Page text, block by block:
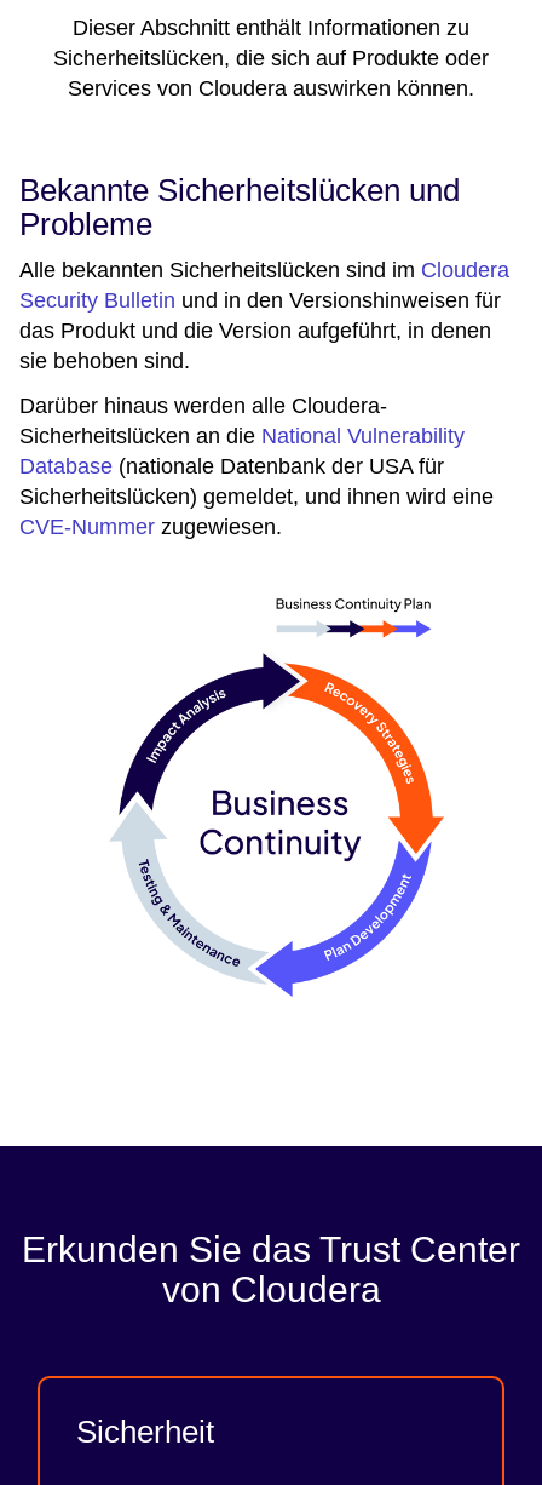
Dieser Abschnitt enthält Informationen zu
Sicherheitslücken, die sich auf Produkte oder
Services von Cloudera auswirken können.
Bekannte Sicherheitslücken und
Probleme
Alle bekannten Sicherheitslücken sind im Cloudera
Security Bulletin und in den Versionshinweisen für
das Produkt und die Version aufgeführt, in denen
sie behoben sind.
Darüber hinaus werden alle Cloudera-
Sicherheitslücken an die National Vulnerability
Database (nationale Datenbank der USA für
Sicherheitslücken) gemeldet, und ihnen wird eine
CVE-Nummer zugewiesen.
Erkunden Sie das Trust Center
von Cloudera
Sicherheit